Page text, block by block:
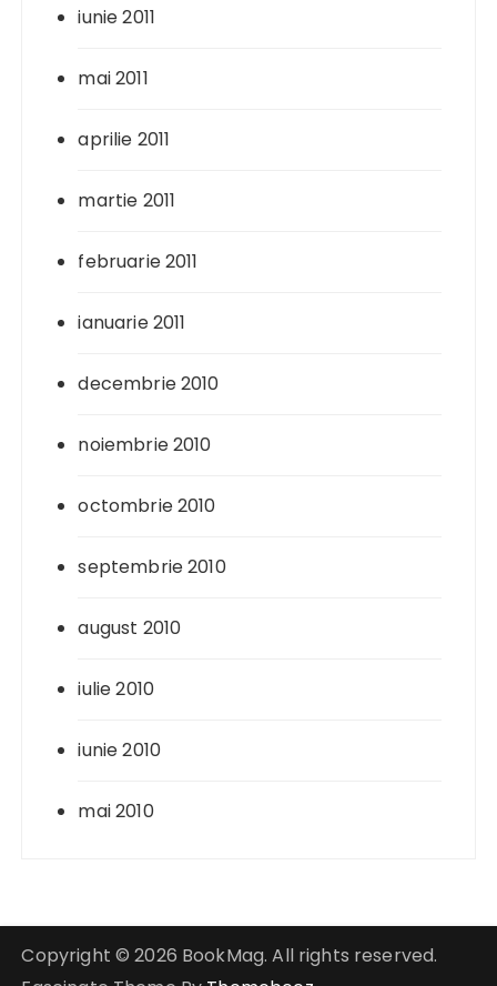
iunie 2011
mai 2011
aprilie 2011
martie 2011
februarie 2011
ianuarie 2011
decembrie 2010
noiembrie 2010
octombrie 2010
septembrie 2010
august 2010
iulie 2010
iunie 2010
mai 2010
Copyright © 2026 BookMag. All rights reserved.